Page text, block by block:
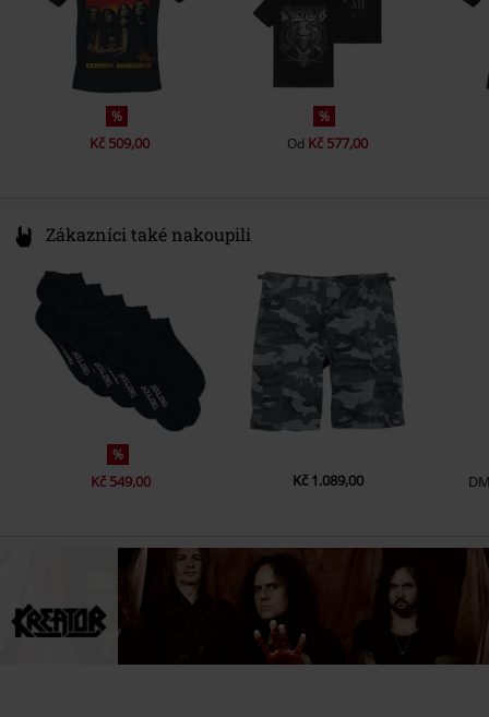
%
Kč 509,00
%
Od Kč 577,00
Zákazníci také nakoupili
%
Kč 549,00 Kč 1.089,00